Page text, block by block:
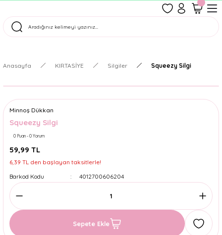
Tüm Siparişler Aynı Gün Kargoda!
Anasayfa KIRTASİYE Silgiler Squeezy Silgi
Minnoş Dükkan
Squeezy Silgi
0 Puan - 0 Yorum
59,99 TL
6,39 TL den başlayan taksitlerle!
Barkod Kodu
4012700606204
Sepete Ekle